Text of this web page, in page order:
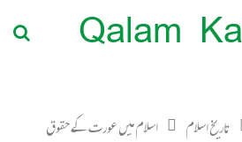
Qalam
تاریخ اسلام اسلام میں عورت کے حقوق